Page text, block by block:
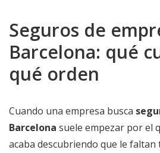
Seguros de
Barcelona: qué
qué orden
Cuando una empresa busca
Barcelona suele empezar por el
acaba descubriendo que le faltan